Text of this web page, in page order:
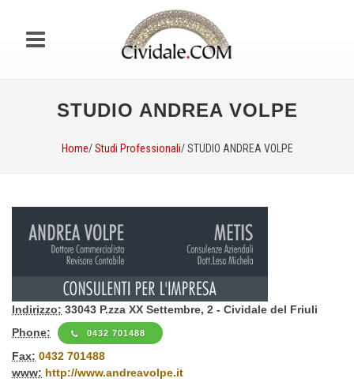
STUDIO ANDREA VOLPE
Home/Studi Professionali/ STUDIO ANDREA VOLPE
Indirizzo: 33043 P.zza XX Settembre, 2 - Cividale del Friuli
Phone:
0432 701488
Fax: 0432 701488
www: http://www.andreavolpe.it